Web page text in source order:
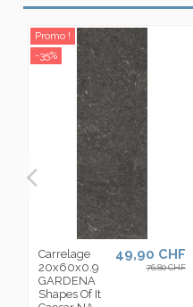
Promo !
-35%
Carrelage
20x60x0.9
GARDENA
Shapes Of It
49,90 CHF
76,80 CHF